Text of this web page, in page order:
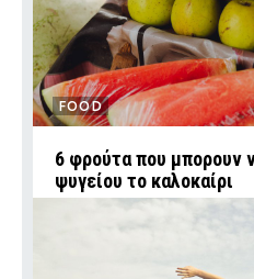
FOOD
6 φρούτα που μπορουν
ψυγείου το καλοκαίρι